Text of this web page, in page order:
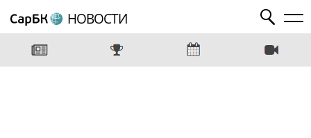
НОВОСТИ